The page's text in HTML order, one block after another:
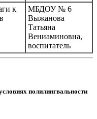
к
МБДОУ № 6
Выжанова
Татьяна
Вениаминовна,
воспитатель
полилингвальности